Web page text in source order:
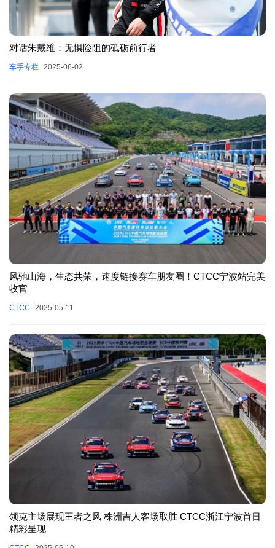
对话朱戴维：无惧险阻的砥砺前行者
车手专栏 2025-06-02
风驰山海，生态共荣，速度链接赛车朋友圈！CTCC宁波站完美
收官
CTCC 2025-05-11
领克主场展现王者之风 株洲吉人客场取胜 CTCC浙江宁波首日
精彩呈现